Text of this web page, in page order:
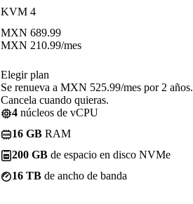
KVM 4
MXN 689.99
MXN 210.99/mes
Elegir plan
Se renueva a MXN 525.99/mes por 2 años.
Cancela cuando quieras.
4 núcleos de vCPU
16 GB RAM
200 GB de espacio en disco NVMe
16 TB de ancho de banda